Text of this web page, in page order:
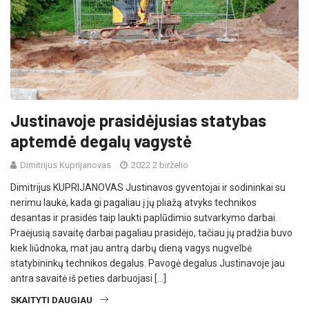
Justinavoje prasidėjusias statybas
aptemdė degalų vagystė
Dimitrijus Kuprijanovas 2022 2 birželio
Dimitrijus KUPRIJANOVAS Justinavos gyventojai ir sodininkai su
nerimu laukė, kada gi pagaliau į jų pliažą atvyks technikos
desantas ir prasidės taip laukti paplūdimio sutvarkymo darbai.
Praėjusią savaitę darbai pagaliau prasidėjo, tačiau jų pradžia buvo
kiek liūdnoka, mat jau antrą darbų dieną vagys nugvelbė
statybininkų technikos degalus. Pavogė degalus Justinavoje jau
antra savaitė iš peties darbuojasi […]
SKAITYTI DAUGIAU